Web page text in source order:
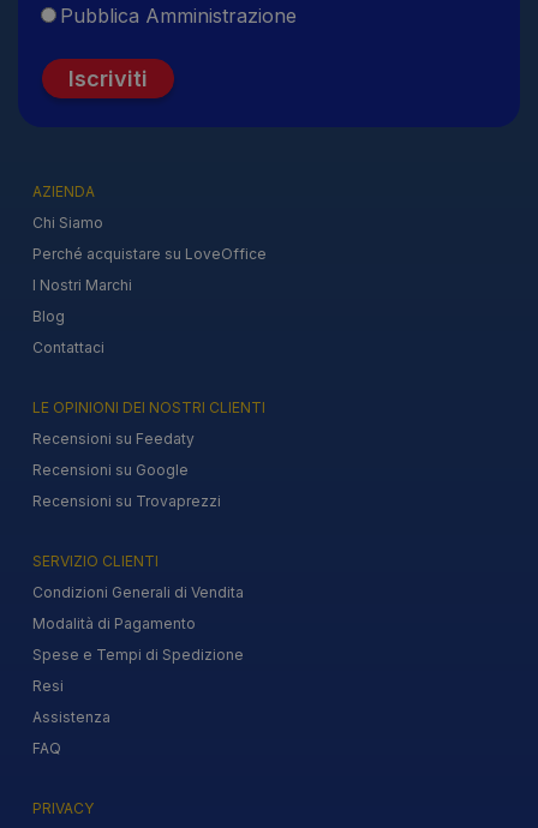
Pubblica Amministrazione
Iscriviti
AZIENDA
Chi Siamo
Perché acquistare su LoveOffice
I Nostri Marchi
Blog
Contattaci
LE OPINIONI DEI NOSTRI CLIENTI
Recensioni su Feedaty
Recensioni su Google
Recensioni su Trovaprezzi
SERVIZIO CLIENTI
Condizioni Generali di Vendita
Modalità di Pagamento
Spese e Tempi di Spedizione
Resi
Assistenza
FAQ
PRIVACY